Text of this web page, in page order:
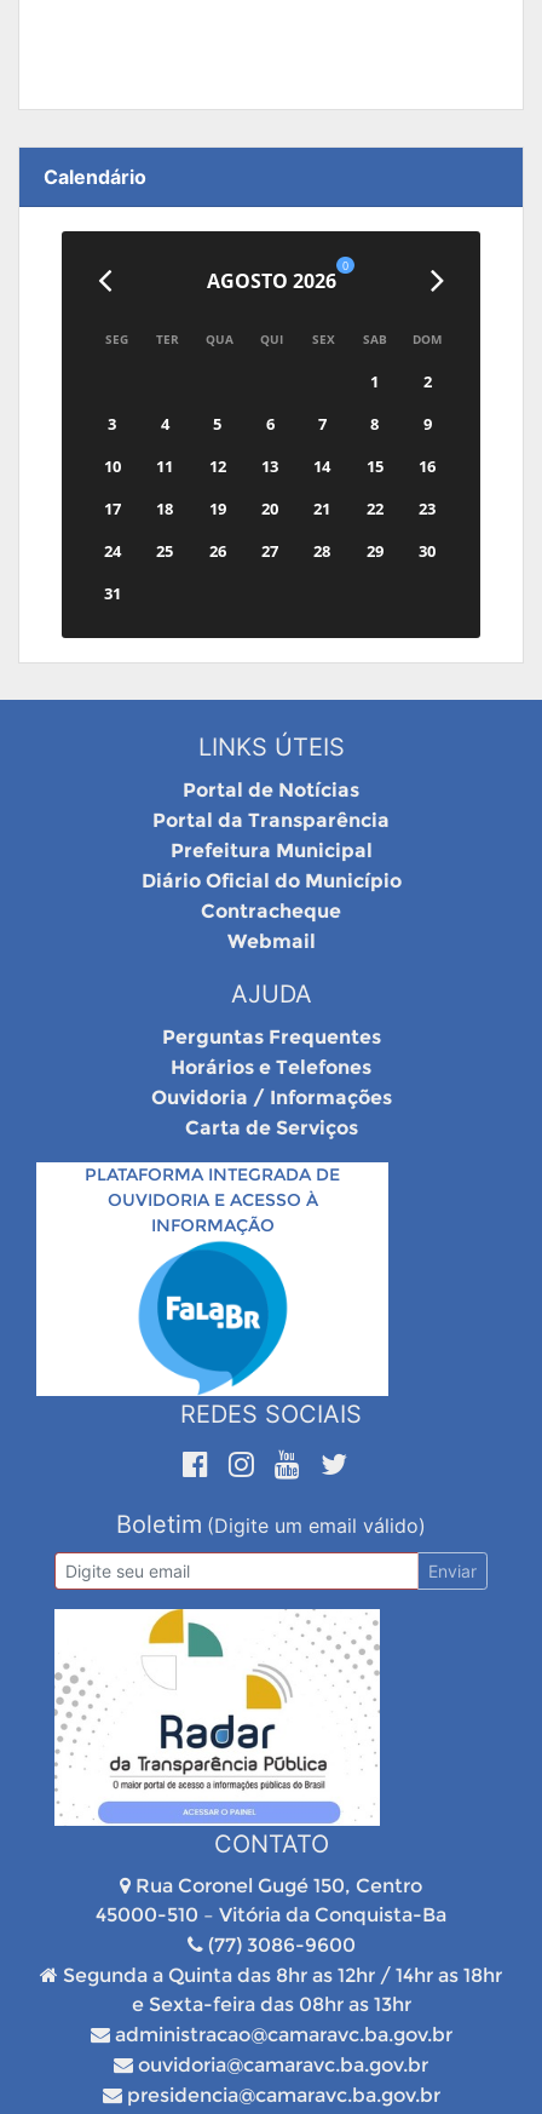
Calendário
AGOSTO 2026
0
SEG TER QUA QUI SEX SAB DOM
1
2
3
4 5 6 7 8
9
10
11 12 13 14 15
16
17
18 19 20 21 22
23
24
25 26 27 28 29
30
31
LINKS ÚTEIS
Portal de Notícias
Portal da Transparência
Prefeitura Municipal
Diário Oficial do Município
Contracheque
Webmail
AJUDA
Perguntas Frequentes
Horários e Telefones
Ouvidoria / Informações
Carta de Serviços
PLATAFORMA INTEGRADA DE
OUVIDORIA E ACESSO À
INFORMAÇÃO
REDES SOCIAIS
Boletim (Digite um email válido)
Enviar
CONTATO
Rua Coronel Gugé 150, Centro
45000-510 – Vitória da Conquista-Ba
(77) 3086-9600
Segunda a Quinta das 8hr as 12hr / 14hr as 18hr
e Sexta-feira das 08hr as 13hr
administracao@camaravc.ba.gov.br
ouvidoria@camaravc.ba.gov.br
presidencia@camaravc.ba.gov.br